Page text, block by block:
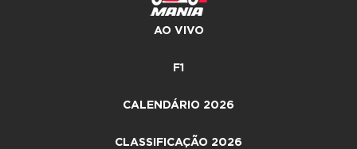
AO VIVO
F1
CALENDÁRIO 2026
CLASSIFICAÇÃO 2026